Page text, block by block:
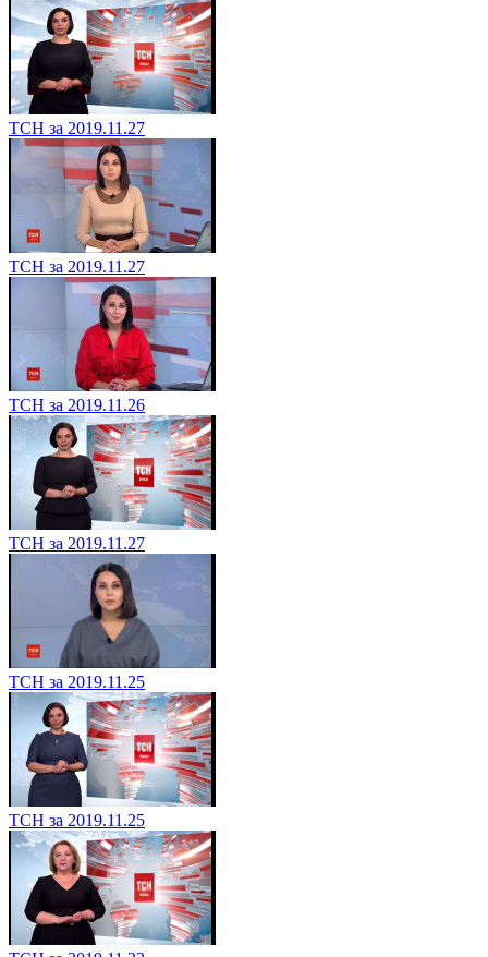
ТСН за 2019.11.27
ТСН за 2019.11.27
ТСН за 2019.11.26
ТСН за 2019.11.27
ТСН за 2019.11.25
ТСН за 2019.11.25